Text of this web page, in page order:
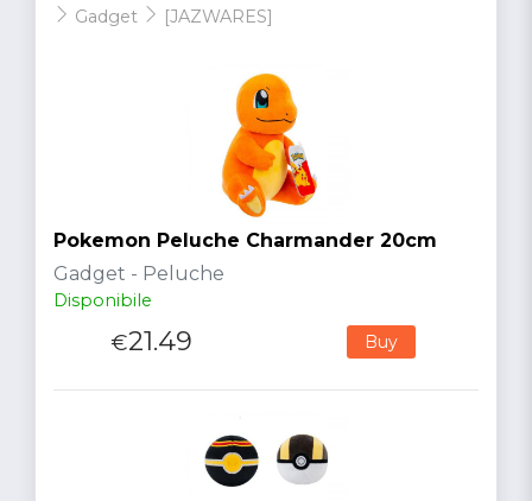
Gadget [JAZWARES]
Pokemon Peluche Charmander 20cm
Gadget - Peluche
Disponibile
€21.49 Buy